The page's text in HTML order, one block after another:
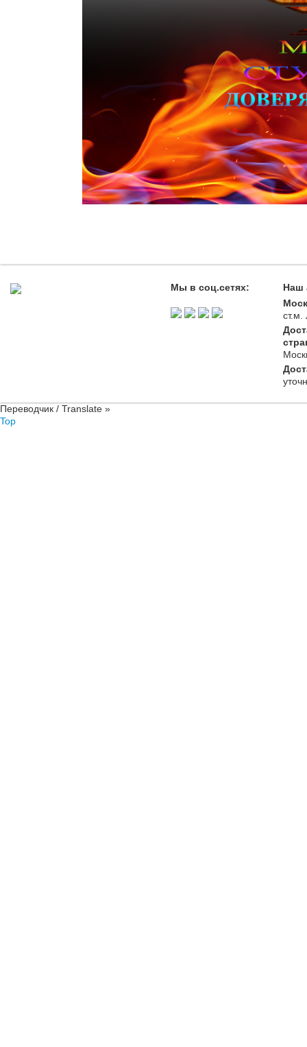
Мы в соц.сетях:
Наш
ст.м.
Переводчик / Translate »
Top